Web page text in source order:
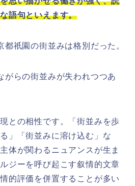
語句といえます。
都祇園の街並みは格別だった。
がらの街並みが失われつつあ
との相性です。「街並みを歩
」「街並みに溶け込む」な
体が関わるニュアンスが生ま
ジーを呼び起こす叙情的文章
的評価を併置することが多い